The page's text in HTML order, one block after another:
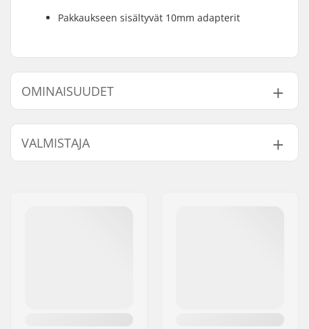
Pakkaukseen sisältyvät 10mm adapterit
OMINAISUUDET
Kärjen halkaisija:
10mm
Lisäominaisuudet:
Thread Tip
VALMISTAJA